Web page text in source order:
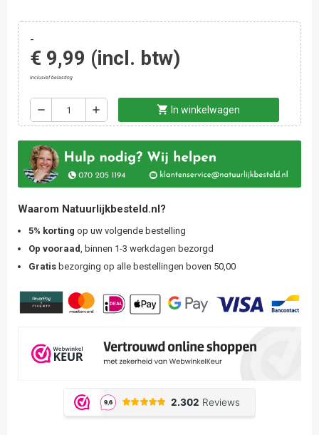
-
€ 9,99 (incl. btw)
Inclusief belasting
remove add shopping_cart In winkelwagen
Waarom Natuurlijkbesteld.nl?
5% korting op uw volgende bestelling
Op vooraad, binnen 1-3 werkdagen bezorgd
Gratis bezorging op alle bestellingen boven 50,00